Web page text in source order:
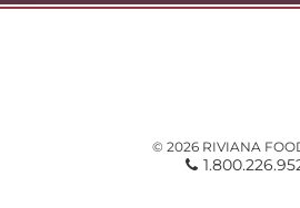
© 2026 RIVIANA